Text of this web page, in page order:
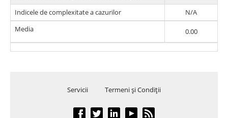
Indicele de complexitate a cazurilor
N/A
Media
0.00
Servicii Termeni şi Condiţii